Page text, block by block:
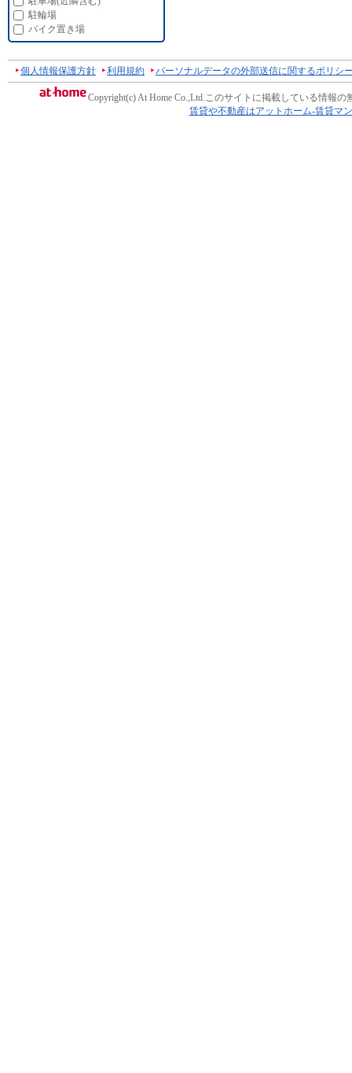
駐輪場
バイク置き場
個人情報保護方針 利用規約 パーソナルデータの外部送信に関するポリシ
Copyright(c) At Home Co.,Ltd.このサイトに掲載している情報の
賃貸や不動産はアットホーム-賃貸マ